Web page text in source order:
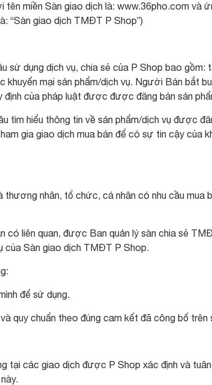
miền Sàn giao dịch là: www.36pho.com và
“Sàn giao dịch TMĐT P Shop”)
sử dụng dịch vụ, chia sẻ của P Shop bao gồm:
khuyến mại sản phẩm/dịch vụ. Người Bán bắt
của pháp luật được được đăng bán sản
tìm hiểu thông tin về sản phẩm/dịch vụ được
gia giao dịch mua bán để có sự tin cậy của
nhân, tổ chức, cá nhân có nhu cầu mua
có liên quan, được Ban quản lý sàn chia sẻ
của Sàn giao dịch TMĐT P Shop.
để sử dụng.
quy chuẩn theo đúng cam kết đã công bố trên
tại các giao dịch được P Shop xác định và